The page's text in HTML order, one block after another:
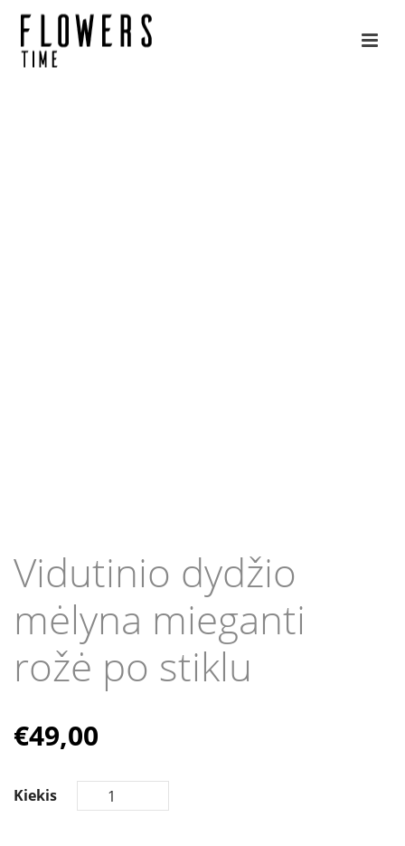
Vidutinio dydžio
mėlyna mieganti
rožė po stiklu
€49,00
Kiekis